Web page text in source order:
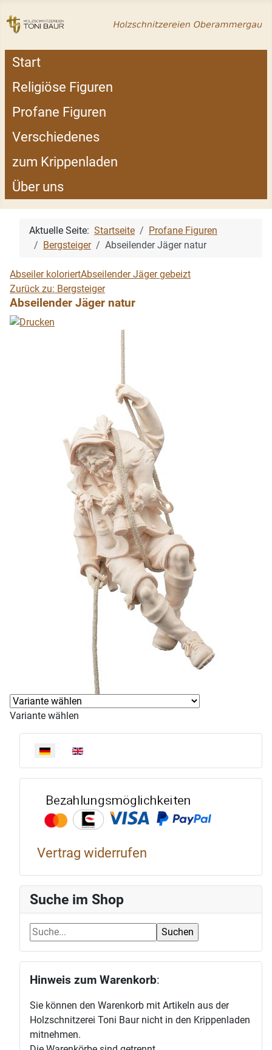
Start
Religiöse Figuren
Profane Figuren
Verschiedenes
zum Krippenladen
Über uns
Sprache auswählen
Vertrag widerrufen
Suche im Shop
Hinweis zum Warenkorb:
Sie können den Warenkorb mit Artikeln aus der
Holzschnitzerei Toni Baur nicht in den Krippenladen
mitnehmen.
Aktuelle Seite: Startseite
Profane Figuren
Bergsteiger
Abseilender Jäger natur
Abseiler koloriertAbseilender Jäger gebeizt
Zurück zu: Bergsteiger
Abseilender Jäger natur
Variante wählen